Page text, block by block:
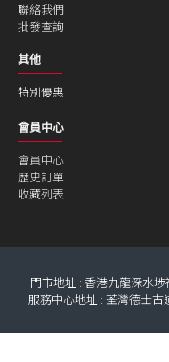
聯絡我們
批發查詢
其他
特別優惠
會員中心
會員中心
歷史訂單
收藏列表
門市地址 : 香港九龍深水
服務中心地址 : 荃灣德士古